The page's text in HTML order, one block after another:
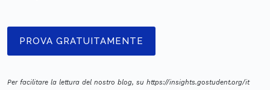
PROVA GRATUITAMENTE
Per facilitare la lettura del nostro blog, su https://insights.gostudent.org/it